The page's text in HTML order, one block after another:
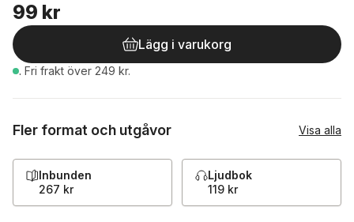
99 kr
Lägg i varukorg
. Fri frakt över 249 kr.
Fler format och utgåvor Visa alla
Inbunden
267 kr
Ljudbok
119 kr